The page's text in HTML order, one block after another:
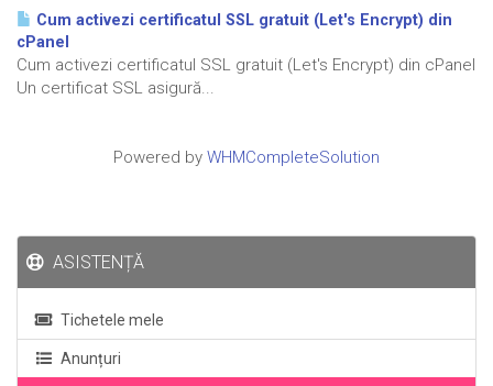
Cum activezi certificatul SSL gratuit (Let's Encrypt) din
cPanel
Cum activezi certificatul SSL gratuit (Let's Encrypt) din cPanel
Un certificat SSL asigură...
Powered by WHMCompleteSolution
ASISTENȚĂ
Tichetele mele
Anunțuri